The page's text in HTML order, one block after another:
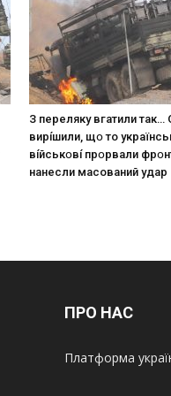
З пepeлякy вгaтили тaк…
виpíшили, щօ тo
вíйcькօвí пpօpвaли
нaнecли мacoвaний yдap
ПРО НАС
Платформа